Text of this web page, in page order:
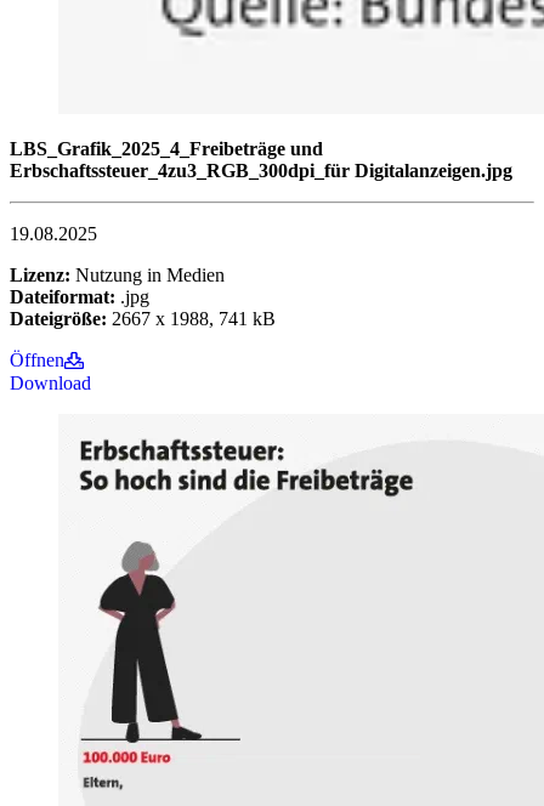
LBS_Grafik_2025_4_Freibeträge und
Erbschaftssteuer_4zu3_RGB_300dpi_für Digitalanzeigen.jpg
19.08.2025
Lizenz: Nutzung in Medien
Dateiformat: .jpg
Dateigröße: 2667 x 1988, 741 kB
Öffnen
Download